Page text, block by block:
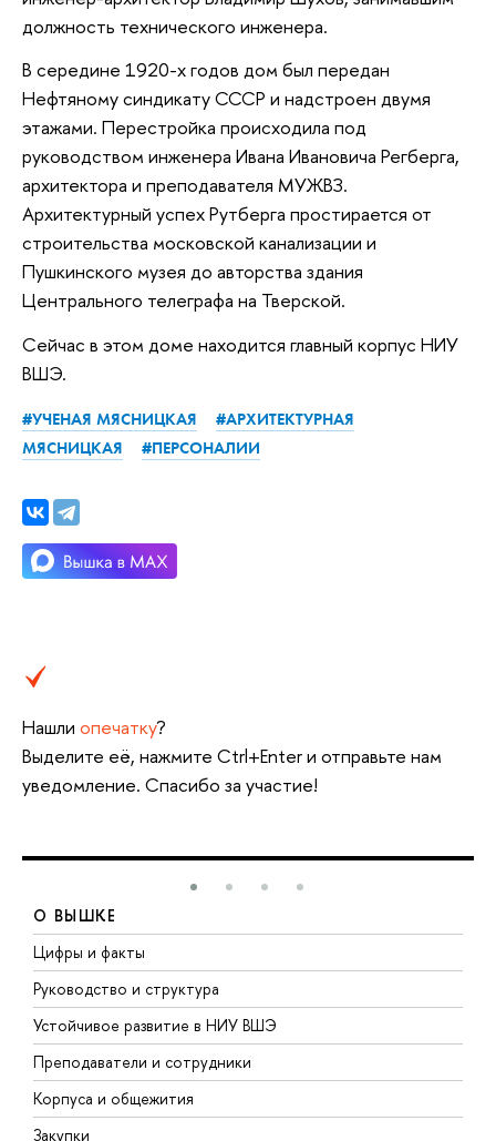
должность технического инженера.
В середине 1920-х годов дом был передан
Нефтяному синдикату СССР и надстроен двумя
этажами. Перестройка происходила под
руководством инженера Ивана Ивановича Регберга,
архитектора и преподавателя МУЖВЗ.
Архитектурный успех Рутберга простирается от
строительства московской канализации и
Пушкинского музея до авторства здания
Центрального телеграфа на Тверской.
Сейчас в этом доме находится главный корпус НИУ
ВШЭ.
#УЧЕНАЯ МЯСНИЦКАЯ
#АРХИТЕКТУРНАЯ
МЯСНИЦКАЯ
#ПЕРСОНАЛИИ
Нашли опечатку?
Выделите её, нажмите Ctrl+Enter и отправьте нам
уведомление. Спасибо за участие!
О ВЫШКЕ
Цифры и факты
Руководство и структура
Устойчивое развитие в НИУ ВШЭ
Преподаватели и сотрудники
Корпуса и общежития
Закупки